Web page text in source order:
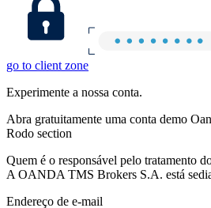
go to client zone
Experimente a nossa conta.
Abra gratuitamente uma conta demo
Rodo section
Quem é o responsável pelo tratamento
A OANDA TMS Brokers S.A. está
Endereço de e-mail